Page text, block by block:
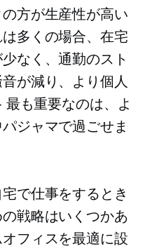
方が生産性が高い
多くの場合、在宅
なく、通勤のスト
が減り、より個人
最も重要なのは、よ
ジャマで過ごせま
で仕事をするとき
戦略はいくつかあ
フィスを最適に設